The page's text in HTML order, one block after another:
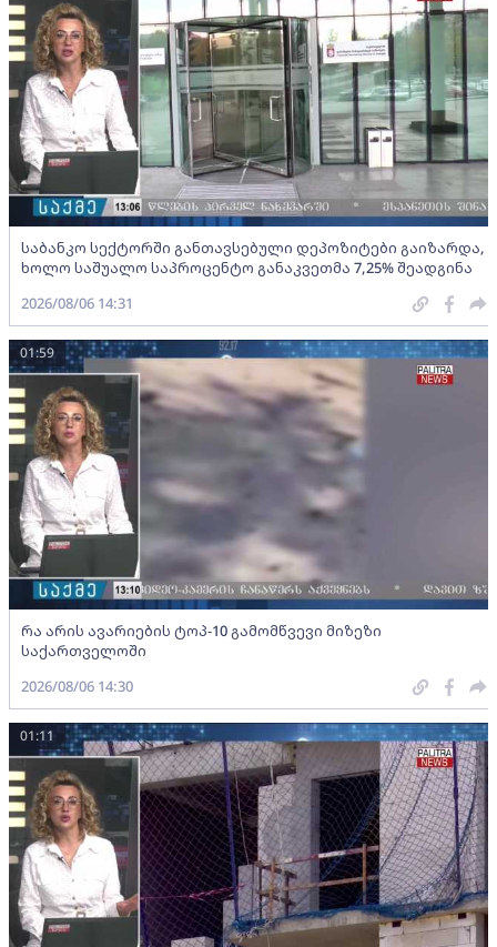
საბანკო სექტორში განთავსებული დეპოზიტები გაიზარდა,
ხოლო საშუალო საპროცენტო განაკვეთმა 7,25% შეადგინა
2026/08/06 14:31
რა არის ავარიების ტოპ-10 გამომწვევი მიზეზი
საქართველოში
01:59
2026/08/06 14:30
01:11